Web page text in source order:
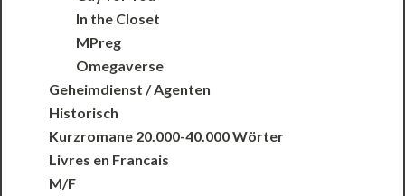
In the Closet
MPreg
Omegaverse
Geheimdienst / Agenten
Historisch
Kurzromane 20.000-40.000 Wörter
Livres en Francais
M/F